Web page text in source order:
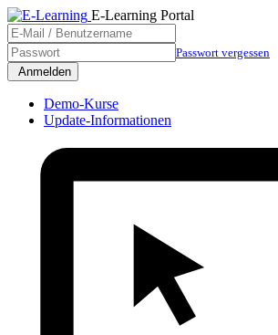
E-Learning Portal
Passwort vergessen
Demo-Kurse
Update-Informationen